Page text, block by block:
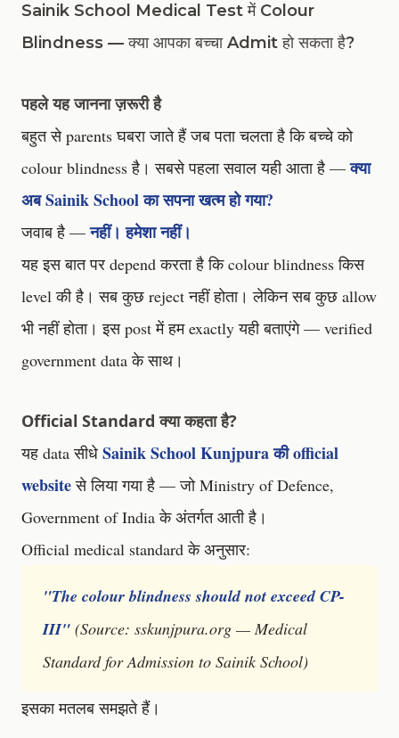
Sainik School Medical Test में Colour
Blindness — क्या आपका बच्चा Admit हो सकता है?
पहले यह जानना ज़रूरी है
बहुत से parents घबरा जाते हैं जब पता चलता है कि बच्चे को
colour blindness है। सबसे पहला सवाल यही आता है —क्या
अब Sainik School का सपना खत्म हो गया?
जवाब है —नहीं। हमेशा नहीं।
यह इस बात पर depend करता है कि colour blindness किस
level की है। सब कुछ reject नहीं होता। लेकिन सब कुछ allow
भी नहीं होता। इस post में हम exactly यही बताएंगे — verified
government data के साथ।
Official Standard क्या कहता है?
यह data सीधे Sainik School Kunjpura की official
websiteसे लिया गया है — जो Ministry of Defence,
Government of India के अंतर्गत आती है।
Official medical standard के अनुसार:
"The colour blindness should not exceed CP-
III" (Source: sskunjpura.org — Medical
Standard for Admission to Sainik School)
इसका मतलब समझते हैं।